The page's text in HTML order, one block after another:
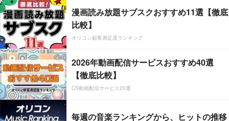
漫画読み放題サブスクおすすめ11選【徹底
比較】
オリコン顧客満足度ランキング
2026年動画配信サービスおすすめ40選
【徹底比較】
CS動画配信サービス20選
毎週の音楽ランキングから、ヒットの推移